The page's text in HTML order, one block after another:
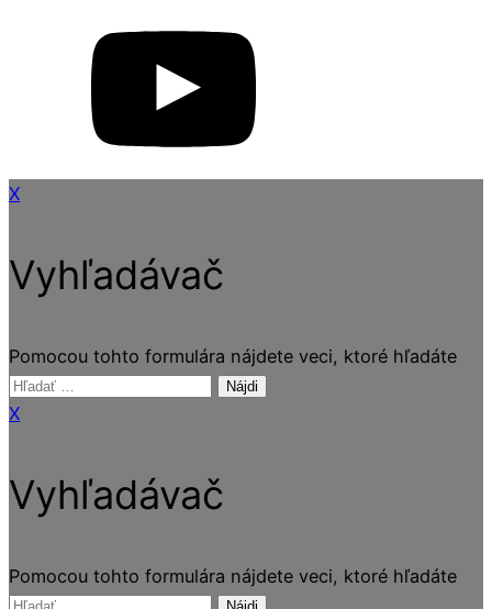
X
Vyhľadávač
Pomocou tohto formulára nájdete veci, ktoré hľadáte
Hľadať:
X
Vyhľadávač
Pomocou tohto formulára nájdete veci, ktoré hľadáte
Hľadať: